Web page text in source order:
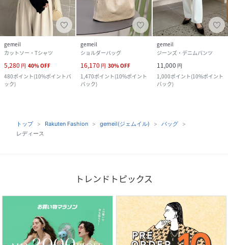
gemeil
カットソー・Tシャツ
5,280 円 40%OFF
480ポイント(10%ポイントバ
ック)
gemeil
ショルダーバッグ
16,170 円 30%OFF
1,470ポイント(10%ポイント
バック)
gemeil
ジーンズ・デニムパンツ
11,000 円
1,000ポイント(10%ポイント
バック)
トップ Rakuten Fashion gemeil(ジェムイル)
バッグ
レディース
トレンドトピックス